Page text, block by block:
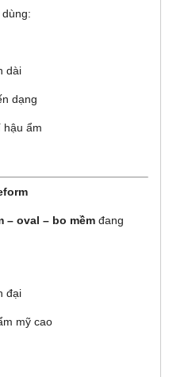
dài
dạng
hậu ẩm
– oval – bo mềm đang
đại
mỹ cao